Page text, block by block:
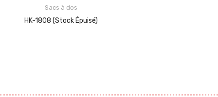
Sacs à dos
HK-1808 (stock Épuisé)
LIRE LA SUITE